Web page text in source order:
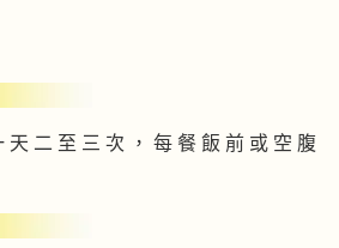
天 二 至 三 次 ， 每 餐 飯 前 或 空 腹